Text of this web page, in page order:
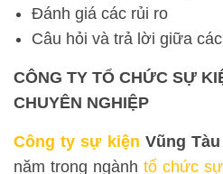
Đánh giá các rủi ro
Câu hỏi và trả lời giữa
CÔNG TY TỔ CHỨC SỰ
CHUYÊN NGHIỆP
Công ty sự kiện Vũng
năm trong ngành tổ chức